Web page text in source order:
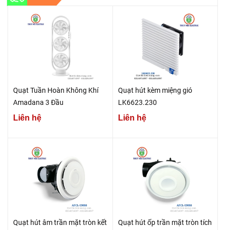
Quạt Tuần Hoàn Không Khí
Amadana 3 Đầu
Liên hệ
Quạt hút kèm miệng gió
LK6623.230
Liên hệ
Quạt hút âm trần mặt tròn kết
Quạt hút ốp trần mặt tròn tích